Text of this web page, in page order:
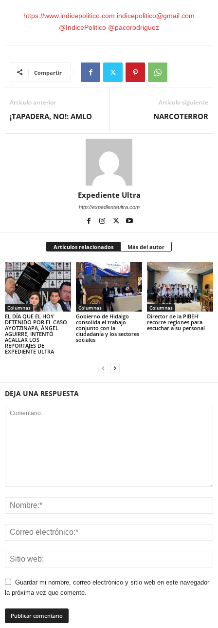
https://www.indicepolitico.com indicepolitico@gmail.com
@IndicePolitico @pacorodriguez
Compartir
Artículo anterior
¡TAPADERA, NO!: AMLO
Artículo siguiente
NARCOTERROR
Expediente Ultra
http://expedienteultra.com
Artículos relacionados Más del autor
Columnas
EL DÍA QUE EL HOY
DETENIDO POR EL CASO
AYOTZINAPA, ÁNGEL
AGUIRRE, INTENTÓ
ACALLAR LOS
REPORTAJES DE
EXPEDIENTE ULTRA
Columnas
Gobierno de Hidalgo
consolida el trabajo
conjunto con la
ciudadanía y los sectores
sociales
Columnas
Director de la PIBEH
recorre regiones para
escuchar a su personal
DEJA UNA RESPUESTA
Guardar mi nombre, correo electrónico y sitio web en este navegador
la próxima vez que comente.